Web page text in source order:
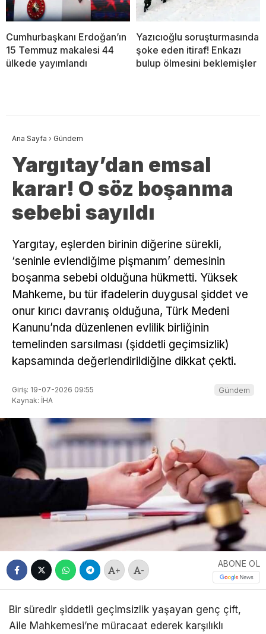
Cumhurbaşkanı Erdoğan’ın
15 Temmuz makalesi 44
ülkede yayımlandı
Yazıcıoğlu soruşturmasında
şoke eden itiraf! Enkazı
bulup ölmesini beklemişler
Ana Sayfa › Gündem
Yargıtay’dan emsal
karar! O söz boşanma
sebebi sayıldı
Yargıtay, eşlerden birinin diğerine sürekli,
‘seninle evlendiğime pişmanım’ demesinin
boşanma sebebi olduğuna hükmetti. Yüksek
Mahkeme, bu tür ifadelerin duygusal şiddet ve
onur kırıcı davranış olduğuna, Türk Medeni
Kanunu’nda düzenlenen evlilik birliğinin
temelinden sarsılması (şiddetli geçimsizlik)
kapsamında değerlendirildiğine dikkat çekti.
Giriş: 19-07-2026 09:55
Kaynak: İHA
Gündem
+ -
ABONE OL
Bir süredir şiddetli geçimsizlik yaşayan genç çift,
Aile Mahkemesi’ne müracaat ederek karşılıklı